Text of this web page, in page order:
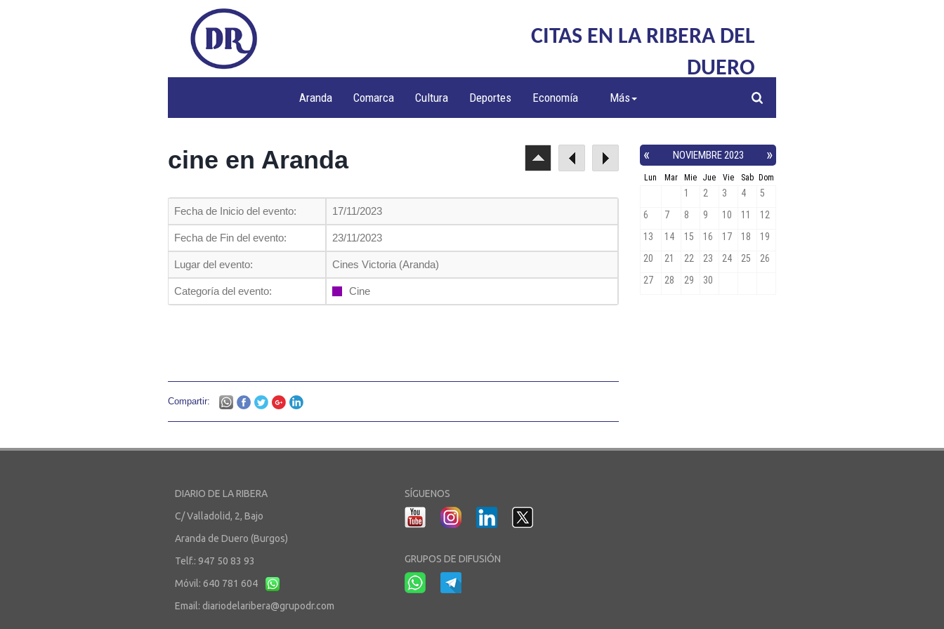
CITAS EN LA RIBERA DEL
DUERO
Aranda Comarca Cultura Deportes Economía Más
cine en Aranda
Fecha de Inicio del evento: 17/11/2023
Fecha de Fin del evento: 23/11/2023
Lugar del evento: Cines Victoria (Aranda)
Categoría del evento: Cine
Compartir:
DIARIO DE LA RIBERA
C/ Valladolid, 2, Bajo
Aranda de Duero (Burgos)
Telf.: 947 50 83 93
Móvil: 640 781 604
Email: diariodelaribera@grupodr.com
SÍGUENOS
GRUPOS DE DIFUSIÓN